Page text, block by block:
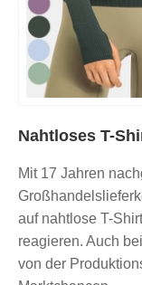
Nahtloses T-
Mit 17 Jahren
auf nahtlose T-
reagieren. Auch
von der